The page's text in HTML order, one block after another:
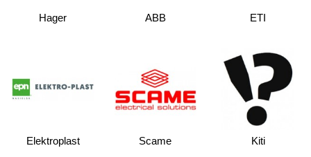
Hager ABB ETI
Elektroplast Scame Kiti